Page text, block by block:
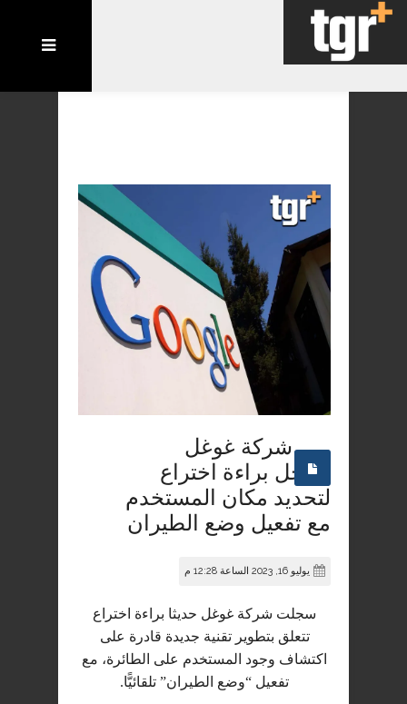
شركة غوغل
تسجل براءة اختراع
لتحديد مكان المستخدم
مع تفعيل وضع الطيران
يوليو 16, 2023 الساعة 12:28 م
سجلت شركة غوغل حديثا براءة اختراع
تتعلق بتطوير تقنية جديدة قادرة على
اكتشاف وجود المستخدم على الطائرة، مع
تفعيل “وضع الطيران” تلقائيًّا.